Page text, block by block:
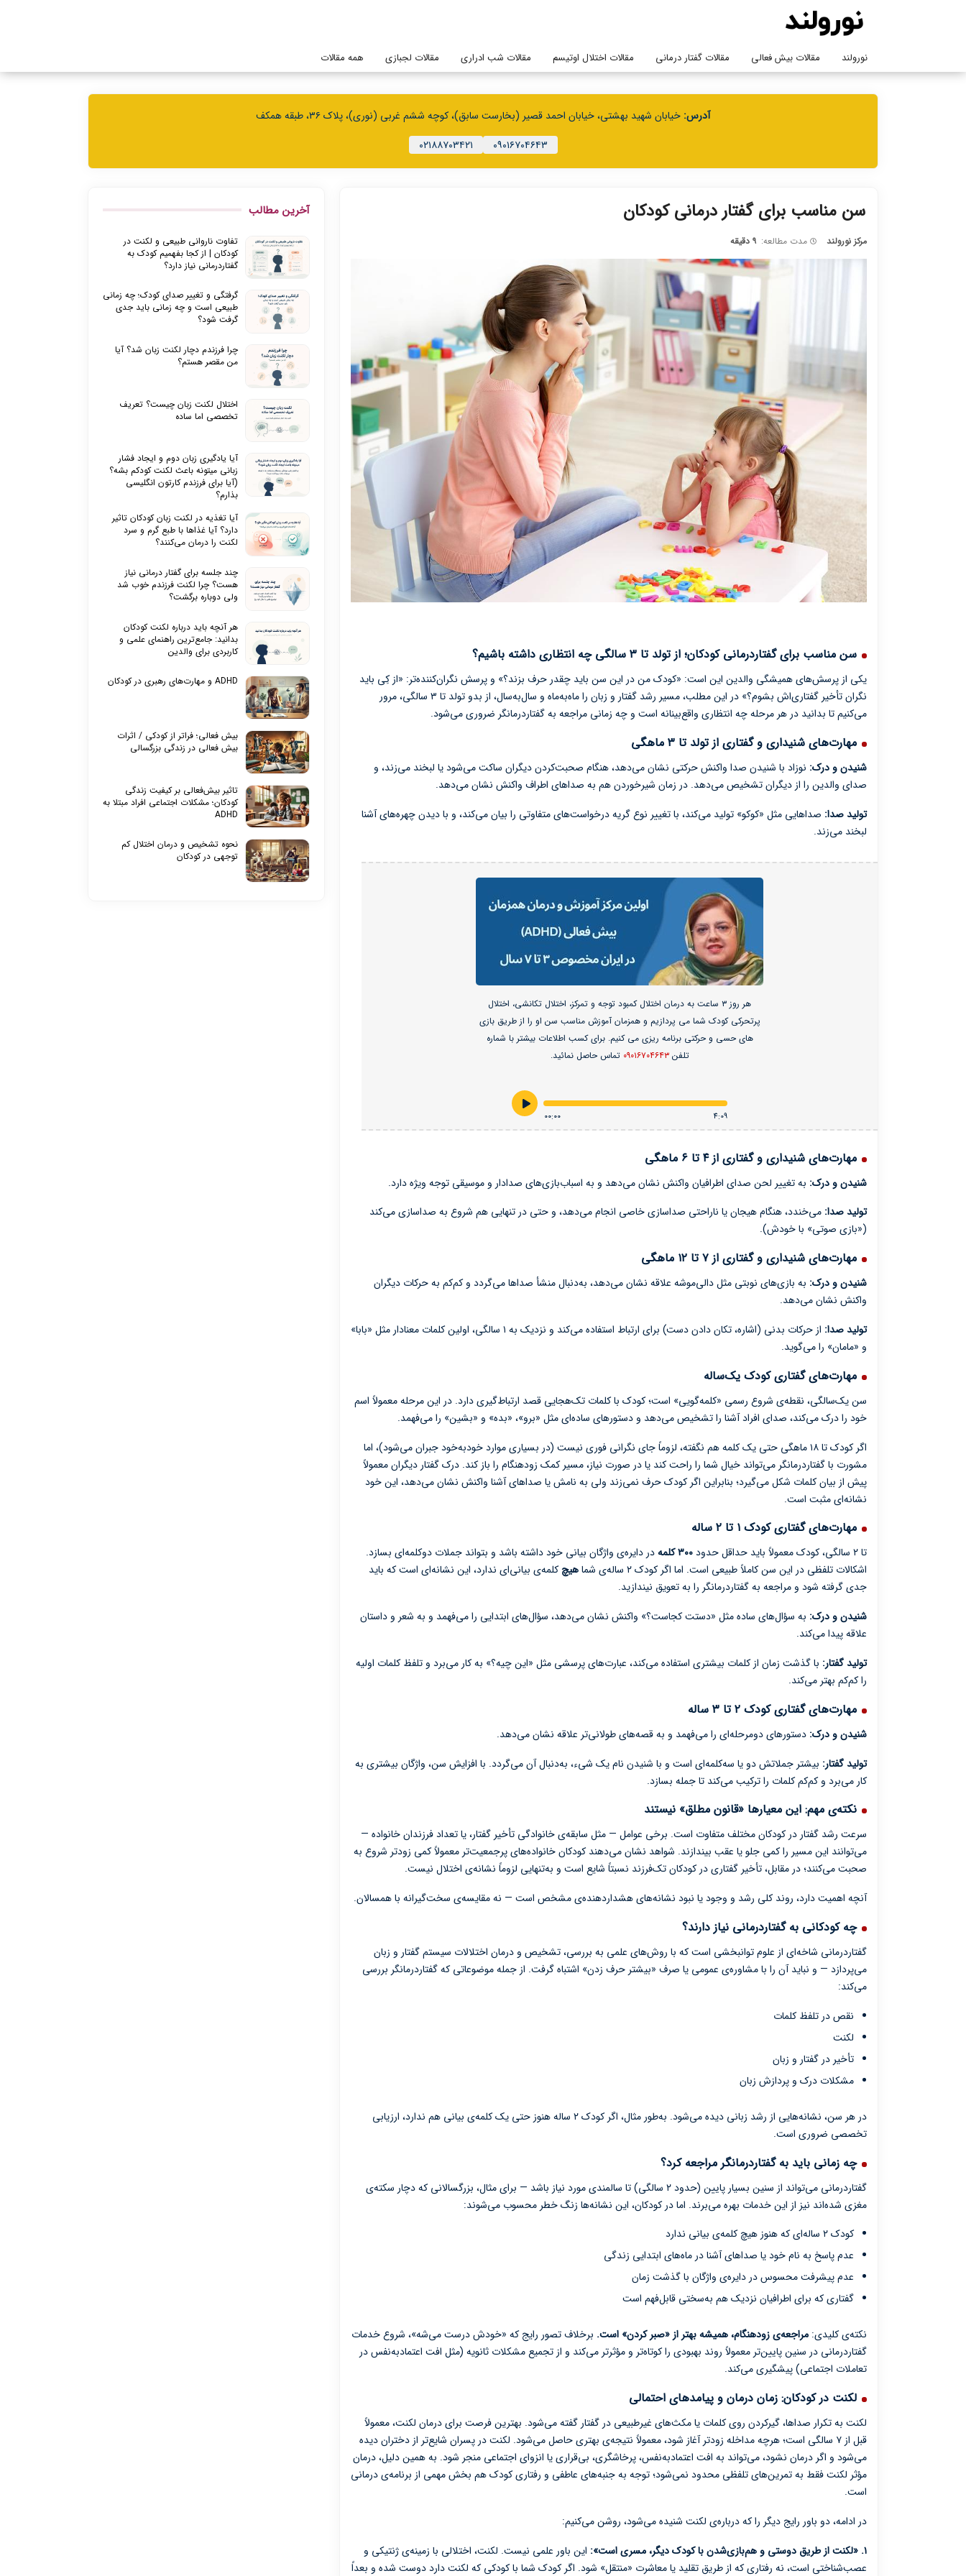
نورولند مقالات بیش فعالی مقالات گفتار درمانی مقالات اختلال اوتیسم مقالات شب ادراری مقالات لجبازی همه مقالات
آدرس: خیابان شهید بهشتی، خیابان احمد قصیر (بخارست سابق)، کوچه ششم غربی (نوری)، پلاک ۳۶، طبقه همکف
۰۹۰۱۶۷۰۴۶۴۳
۰۲۱۸۸۷۰۳۴۲۱
سن مناسب برای گفتار درمانی کودکان
مرکز نورولند مدت مطالعه: ۹ دقیقه
سن مناسب برای گفتاردرمانی کودکان؛ از تولد تا ۳ سالگی چه انتظاری داشته باشیم؟
یکی از پرسش‌های همیشگی والدین این است: «کودک من در این سن باید چقدر حرف بزند؟» و پرسش نگران‌کننده‌تر: «از کِی باید
نگران تأخیر گفتاری‌اش بشوم؟» در این مطلب، مسیر رشد گفتار و زبان را ماه‌به‌ماه و سال‌به‌سال، از بدو تولد تا ۳ سالگی، مرور
می‌کنیم تا بدانید در هر مرحله چه انتظاری واقع‌بینانه است و چه زمانی مراجعه به گفتاردرمانگر ضروری می‌شود.
مهارت‌های شنیداری و گفتاری از تولد تا ۳ ماهگی
شنیدن و درک: نوزاد با شنیدن صدا واکنش حرکتی نشان می‌دهد، هنگام صحبت‌کردن دیگران ساکت می‌شود یا لبخند می‌زند، و
صدای والدین را از دیگران تشخیص می‌دهد. در زمان شیرخوردن هم به صداهای اطراف واکنش نشان می‌دهد.
تولید صدا: صداهایی مثل «کوکو» تولید می‌کند، با تغییر نوع گریه درخواست‌های متفاوتی را بیان می‌کند، و با دیدن چهره‌های آشنا
لبخند می‌زند.
هر روز ۳ ساعت به درمان اختلال کمبود توجه و تمرکز، اختلال تکانشی، اختلال
پرتحرکی کودک شما می پردازیم و همزمان آموزش مناسب سن او را از طریق بازی
های حسی و حرکتی برنامه ریزی می کنیم. برای کسب اطلاعات بیشتر با شماره
تلفن۰۹۰۱۶۷۰۴۶۴۳ تماس حاصل نمائید.
۰۰:۰۰ 4:09
مهارت‌های شنیداری و گفتاری از ۴ تا ۶ ماهگی
شنیدن و درک: به تغییر لحن صدای اطرافیان واکنش نشان می‌دهد و به اسباب‌بازی‌های صدادار و موسیقی توجه ویژه دارد.
تولید صدا: می‌خندد، هنگام هیجان یا ناراحتی صداسازی خاصی انجام می‌دهد، و حتی در تنهایی هم شروع به صداسازی می‌کند
(«بازی صوتی» با خودش).
مهارت‌های شنیداری و گفتاری از ۷ تا ۱۲ ماهگی
شنیدن و درک: به بازی‌های نوبتی مثل دالی‌موشه علاقه نشان می‌دهد، به‌دنبال منشأ صداها می‌گردد و کم‌کم به حرکات دیگران
واکنش نشان می‌دهد.
تولید صدا:
از حرکات بدنی (اشاره، تکان دادن دست) برای ارتباط استفاده می‌کند و نزدیک به ۱ سالگی، اولین کلمات معنادار مثل «بابا»
و «مامان» را می‌گوید.
مهارت‌های گفتاری کودک یک‌ساله
سن یک‌سالگی، نقطه‌ی شروع رسمی «کلمه‌گویی» است؛ کودک با کلمات تک‌هجایی قصد ارتباط‌گیری دارد. در این مرحله معمولاً اسم
خود را درک می‌کند، صدای افراد آشنا را تشخیص می‌دهد و دستورهای ساده‌ای مثل «برو»، «بده» و «بشین» را می‌فهمد.
اگر کودک تا ۱۸ ماهگی حتی یک کلمه هم نگفته، لزوماً جای نگرانی فوری نیست (در بسیاری موارد خودبه‌خود جبران می‌شود)، اما
مشورت با گفتاردرمانگر می‌تواند خیال شما را راحت کند یا در صورت نیاز، مسیر کمک زودهنگام را باز کند. درک گفتار دیگران معمولاً
پیش از بیان کلمات شکل می‌گیرد؛ بنابراین اگر کودک حرف نمی‌زند ولی به نامش یا صداهای آشنا واکنش نشان می‌دهد، این خود
نشانه‌ای مثبت است.
مهارت‌های گفتاری کودک ۱ تا ۲ ساله
تا ۲ سالگی، کودک معمولاً باید حداقل حدود ۳۰۰ کلمه
در دایره‌ی واژگان بیانی خود داشته باشد و بتواند جملات دوکلمه‌ای بسازد.
اشکالات تلفظی در این سن کاملاً طبیعی است. اما اگر کودک ۲ ساله‌ی شما
هیچکلمه‌ی بیانی‌ای ندارد، این نشانه‌ای است که باید
جدی گرفته شود و مراجعه به گفتاردرمانگر را به تعویق نیندازید.
شنیدن و درک: به سؤال‌های ساده مثل «دستت کجاست؟» واکنش نشان می‌دهد، سؤال‌های ابتدایی را می‌فهمد و به شعر و داستان
علاقه پیدا می‌کند.
تولید گفتار: با گذشت زمان از کلمات بیشتری استفاده می‌کند، عبارت‌های پرسشی مثل «این چیه؟» به کار می‌برد و تلفظ کلمات اولیه
را کم‌کم بهتر می‌کند.
مهارت‌های گفتاری کودک ۲ تا ۳ ساله
شنیدن و درک: دستورهای دومرحله‌ای را می‌فهمد و به قصه‌های طولانی‌تر علاقه نشان می‌دهد.
تولید گفتار: بیشتر جملاتش دو یا سه‌کلمه‌ای است و با شنیدن نام یک شیء، به‌دنبال آن می‌گردد. با افزایش سن، واژگان بیشتری به
کار می‌برد و کم‌کم کلمات را ترکیب می‌کند تا جمله بسازد.
نکته‌ی مهم: این معیارها «قانون مطلق» نیستند
سرعت رشد گفتار در کودکان مختلف متفاوت است. برخی عوامل — مثل سابقه‌ی خانوادگی تأخیر گفتار، یا تعداد فرزندان خانواده —
می‌توانند این مسیر را کمی جلو یا عقب بیندازند. شواهد نشان می‌دهند کودکان خانواده‌های پرجمعیت‌تر معمولاً کمی زودتر شروع به
صحبت می‌کنند؛ در مقابل، تأخیر گفتاری در کودکان تک‌فرزند نسبتاً شایع است و به‌تنهایی لزوماً نشانه‌ی اختلال نیست.
آنچه اهمیت دارد، روند کلی رشد و وجود یا نبود نشانه‌های هشداردهنده‌ی مشخص است — نه مقایسه‌ی سخت‌گیرانه با همسالان.
چه کودکانی به گفتاردرمانی نیاز دارند؟
گفتاردرمانی شاخه‌ای از علوم توانبخشی است که با روش‌های علمی به بررسی، تشخیص و درمان اختلالات سیستم گفتار و زبان
می‌پردازد — و نباید آن را با مشاوره‌ی عمومی یا صرف «بیشتر حرف زدن» اشتباه گرفت. از جمله موضوعاتی که گفتاردرمانگر بررسی
می‌کند:
نقص در تلفظ کلمات
لکنت
تأخیر در گفتار و زبان
مشکلات درک و پردازش زبان
در هر سن، نشانه‌هایی از رشد زبانی دیده می‌شود. به‌طور مثال، اگر کودک ۲ ساله هنوز حتی یک کلمه‌ی بیانی هم ندارد، ارزیابی
تخصصی ضروری است.
چه زمانی باید به گفتاردرمانگر مراجعه کرد؟
گفتاردرمانی می‌تواند از سنین بسیار پایین (حدود ۲ سالگی) تا سالمندی مورد نیاز باشد — برای مثال، بزرگسالانی که دچار سکته‌ی
مغزی شده‌اند نیز از این خدمات بهره می‌برند. اما در کودکان، این نشانه‌ها زنگ خطر محسوب می‌شوند:
کودک ۲ ساله‌ای که هنوز هیچ کلمه‌ی بیانی ندارد
عدم پاسخ به نام خود یا صداهای آشنا در ماه‌های ابتدایی زندگی
عدم پیشرفت محسوس در دایره‌ی واژگان با گذشت زمان
گفتاری که برای اطرافیان نزدیک هم به‌سختی قابل‌فهم است
نکته‌ی کلیدی: مراجعه‌ی زودهنگام، همیشه بهتر از «صبر کردن» است. برخلاف تصور رایج که «خودش درست می‌شه»، شروع خدمات
گفتاردرمانی در سنین پایین‌تر معمولاً روند بهبودی را کوتاه‌تر و مؤثرتر می‌کند و از تجمیع مشکلات ثانویه (مثل افت اعتماد‌به‌نفس در
تعاملات اجتماعی) پیشگیری می‌کند.
لکنت در کودکان: زمان درمان و پیامدهای احتمالی
لکنت به تکرار صداها، گیرکردن روی کلمات یا مکث‌های غیرطبیعی در گفتار گفته می‌شود. بهترین فرصت برای درمان لکنت، معمولاً
قبل از ۷ سالگی است؛ هرچه مداخله زودتر آغاز شود، معمولاً نتیجه‌ی بهتری حاصل می‌شود. لکنت در پسران شایع‌تر از دختران دیده
می‌شود و اگر درمان نشود، می‌تواند به افت اعتماد‌به‌نفس، پرخاشگری، بی‌قراری یا انزوای اجتماعی منجر شود. به همین دلیل، درمان
مؤثر لکنت فقط به تمرین‌های تلفظی محدود نمی‌شود؛ توجه به جنبه‌های عاطفی و رفتاری کودک هم بخش مهمی از برنامه‌ی درمانی
است.
در ادامه، دو باور رایج دیگر را که درباره‌ی لکنت شنیده می‌شود، روشن می‌کنیم:
۱. «لکنت از طریق دوستی و هم‌بازی‌شدن با کودک دیگر، مسری است»:
این باور علمی نیست. لکنت، اختلالی با زمینه‌ی ژنتیکی و
عصب‌شناختی است، نه رفتاری که از طریق تقلید یا معاشرت «منتقل» شود. اگر کودک شما با کودکی که لکنت دارد دوست شده و بعداً
آخرین مطالب
تفاوت ناروانی طبیعی و لکنت در
کودکان | از کجا بفهمیم کودک به
گفتاردرمانی نیاز دارد؟
گرفتگی و تغییر صدای کودک؛ چه زمانی
طبیعی است و چه زمانی باید جدی
گرفت شود؟
چرا فرزندم دچار لکنت زبان شد؟ آیا
من مقصر هستم؟
اختلال لکنت زبان چیست؟ تعریف
تخصصی اما ساده
آیا یادگیری زبان دوم و ایجاد فشار
زبانی میتونه باعث لکنت کودکم بشه؟
(آیا برای فرزندم کارتون انگلیسی
بذارم؟
آیا تغذیه در لکنت زبان کودکان تاثیر
دارد؟ آیا غذاها با طبع گرم و سرد
لکنت را درمان می‌کنند؟
چند جلسه برای گفتار درمانی نیاز
هست؟ چرا لکنت فرزندم خوب شد
ولی دوباره برگشت؟
هر آنچه باید درباره لکنت کودکان
بدانید: جامع‌ترین راهنمای علمی و
کاربردی برای والدین
ADHD و مهارت‌های رهبری در کودکان
بیش‌ فعالی؛ فراتر از کودکی / اثرات
بیش‌ فعالی در زندگی بزرگسالی
تاثیر بیش‌فعالی بر کیفیت زندگی
کودکان؛ مشکلات اجتماعی افراد مبتلا به
ADHD
نحوه تشخیص و درمان اختلال کم
توجهی در کودکان